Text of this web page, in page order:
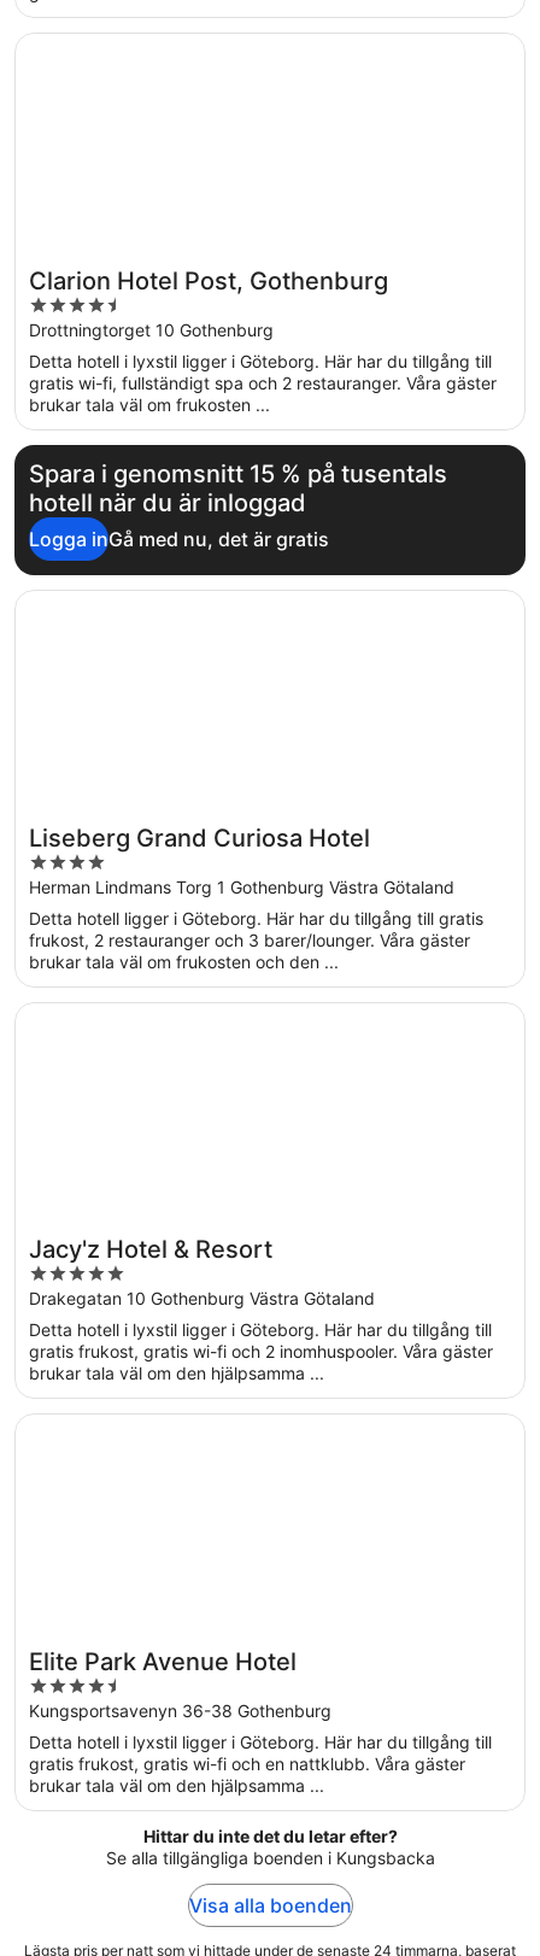
Clarion Hotel Post, Gothenburg
4.5
out
of
5
Drottningtorget 10 Gothenburg
Detta hotell i lyxstil ligger i Göteborg. Här har du tillgång till
gratis wi-fi, fullständigt spa och 2 restauranger. Våra gäster
brukar tala väl om frukosten ...
Öppnas i ett nytt fönster
Clarion Hotel Post, Gothenburg
Spara i genomsnitt 15 % på tusentals
hotell när du är inloggad
Logga inGå med nu, det är gratis
Liseberg Grand Curiosa Hotel
4
out
of
5
Herman Lindmans Torg 1 Gothenburg Västra Götaland
Detta hotell ligger i Göteborg. Här har du tillgång till gratis
frukost, 2 restauranger och 3 barer/lounger. Våra gäster
brukar tala väl om frukosten och den ...
Öppnas i ett nytt fönster
Liseberg Grand Curiosa Hotel
Jacy'z Hotel & Resort
5
out
of
5
Drakegatan 10 Gothenburg Västra Götaland
Detta hotell i lyxstil ligger i Göteborg. Här har du tillgång till
gratis frukost, gratis wi-fi och 2 inomhuspooler. Våra gäster
brukar tala väl om den hjälpsamma ...
Öppnas i ett nytt fönster
Jacy'z Hotel & Resort
Elite Park Avenue Hotel
4.5
out
of
5
Kungsportsavenyn 36-38 Gothenburg
Detta hotell i lyxstil ligger i Göteborg. Här har du tillgång till
gratis frukost, gratis wi-fi och en nattklubb. Våra gäster
brukar tala väl om den hjälpsamma ...
Öppnas i ett nytt fönster
Elite Park Avenue Hotel
Hittar du inte det du letar efter?
Se alla tillgängliga boenden i Kungsbacka
Visa alla boenden
Lägsta pris per natt som vi hittade under de senaste 24 timmarna, baserat